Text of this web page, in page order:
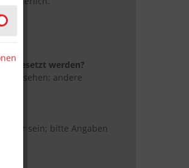
werden?
andere
sein; bitte Angaben